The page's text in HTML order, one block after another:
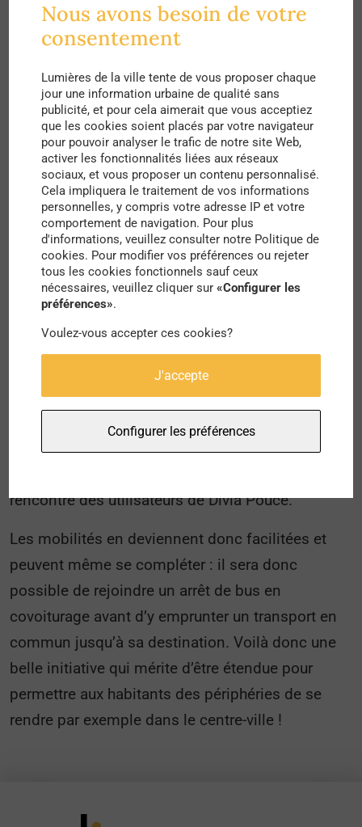
Dans cette optique, Divia Pouce est une
application qui a été créée spécifiquement pour
ces personnes qui ont un accès limité aux
mobilités et qui habitent dans l’une des trois
communes sur lesquelles s’étend le concept :
Magny-sur-Tille, Corcelles-les-Monts et
Flavignerot. Les trois communes sont situées en
périphérie de Dijon et leurs habitants peuvent
donc désormais profiter d’un service de
covoiturage intergénérationnel et solidaire.
Le principe pour les conducteurs est d’indiquer
proposent, de manière à ce que les passagers
puissent retrouver les automobilistes en fonction
de la route qu’ils emprunteront. Par ailleurs, ce
service n’a pas pour vocation de concurrencer les
transports en communs locaux, puisque certains
rencontre des utilisateurs de Divia Pouce.
Les mobilités en deviennent donc facilitées et
peuvent même se compléter : il sera donc
possible de rejoindre un arrêt de bus en
covoiturage avant d’y emprunter un transport en
commun jusqu’à sa destination. Voilà donc une
belle initiative qui mérite d’être étendue pour
permettre aux habitants des périphéries de se
rendre par exemple dans le centre-ville !
Nous avons besoin de votre
consentement
Lumières de la ville tente de vous proposer chaque
jour une information urbaine de qualité sans
publicité, et pour cela aimerait que vous acceptiez
que les cookies soient placés par votre navigateur
pour pouvoir analyser le trafic de notre site Web,
activer les fonctionnalités liées aux réseaux
sociaux, et vous proposer un contenu personnalisé.
Cela impliquera le traitement de vos informations
personnelles, y compris votre adresse IP et votre
comportement de navigation. Pour plus
d'informations, veuillez consulter notre Politique de
cookies. Pour modifier vos préférences ou rejeter
tous les cookies fonctionnels sauf ceux
nécessaires, veuillez cliquer sur«Configurer les
préférences».
Voulez-vous accepter ces cookies?
J'accepte
Configurer les préférences